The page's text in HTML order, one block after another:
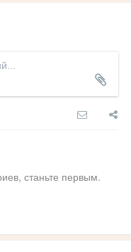
станьте первым.